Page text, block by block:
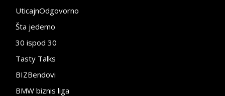
UticajnOdgovorno
Šta jedemo
30 ispod 30
Tasty Talks
BIZBendovi
BMW biznis liga